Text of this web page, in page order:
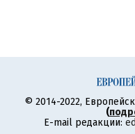
© 2014-2022,
(
E-mail редакции: